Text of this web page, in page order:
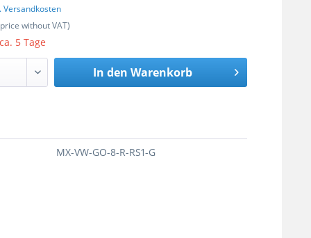
Versandkosten
without VAT)
5 Tage
In den Warenkorb
MX-VW-GO-8-R-RS1-G